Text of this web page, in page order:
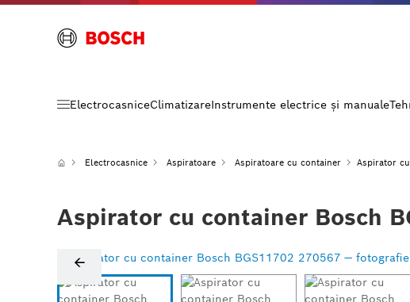
ElectrocasniceClimatizareInstrumente electrice și manuale
Electrocasnice Aspiratoare Aspiratoare cu container Aspirator
Aspirator cu container Bosch